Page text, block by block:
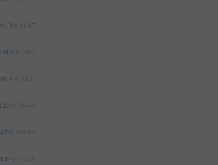
11 8047
3 1497
4 2632
20 31442
47 105193
11 17350